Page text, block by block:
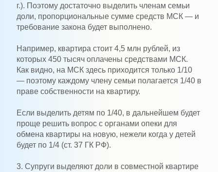
г.). Поэтому достаточно выделить членам семьи
доли, пропорциональные сумме средств МСК — и
требование закона будет выполнено.
Например, квартира стоит 4,5 млн рублей, из
которых 450 тысяч оплачены средствами МСК.
Как видно, на МСК здесь приходится только 1/10
— поэтому каждому члену семьи полагается 1/40 в
праве собственности на квартиру.
Если выделить детям по 1/40, в дальнейшем будет
проще решить вопрос с органами опеки для
обмена квартиры на новую, нежели когда у детей
будет по 1/4 (ст. 37 ГК РФ).
3. Супруги выделяют доли в совместной квартире